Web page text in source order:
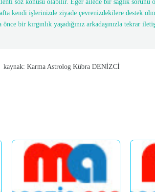
söz konusu olabilir. Eğer ailede bir sağlık sorunu
kendi işlerinizde ziyade çevrenizdekilere destek
bir kırgınlık yaşadığınız arkadaşınızla tekrar
Kübra DENİZCİ